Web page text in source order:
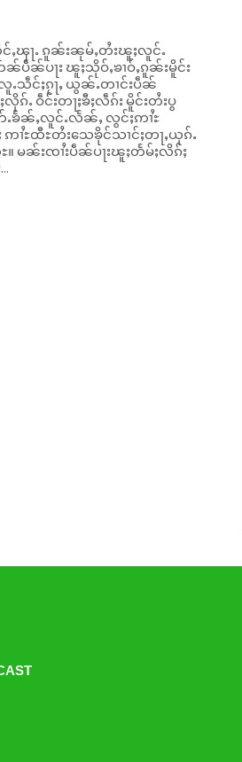
င်ႇၾႃႉ ၵူၼ်းၼုမ်ႇတႆးၽူႈလူင်ႉ
ပဵၼ်ပႃး ၽူႈသိုဝ်ႇၶၢဝ်ႇၵူၼ်းမိူင်း
လူႉသဵင်ႈၵႂႃႇ ယွၼ်ႉတၢင်းပဵၼ်
ၵ်ႉ ဝဵင်းတႃႈၶီႈလဵၵ်း မိူင်းတႆးပွ
ဢၢႆႊထီႊတႆးသေၶိုင်သၢင်ႈတႃႇယုၵ်ႉ
ၵ်ႈ